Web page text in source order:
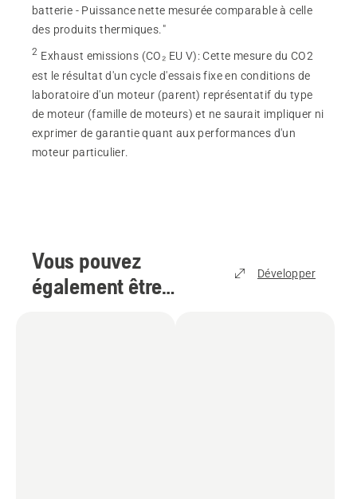
batterie - Puissance nette mesurée comparable à celle
des produits thermiques."
2 Exhaust emissions (CO₂ EU V):Cette mesure du CO2
est le résultat d'un cycle d'essais fixe en conditions de
laboratoire d'un moteur (parent) représentatif du type
de moteur (famille de moteurs) et ne saurait impliquer ni
exprimer de garantie quant aux performances d'un
moteur particulier.
Vous pouvez
également être
Développer